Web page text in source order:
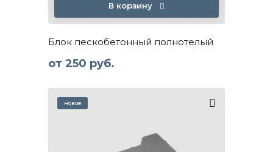
В корзину
Блок пескобетонный полнотелый
от 250 руб.